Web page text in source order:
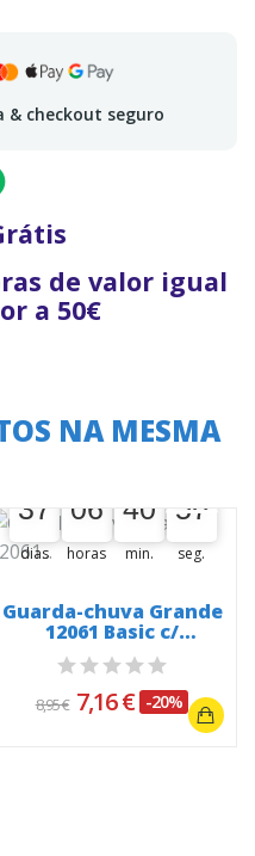
& checkout seguro
de valor igual
a 50€
NA MESMA
37
37
00
dias
06
06
00
horas
40
40
41
min.
56
56
57
seg.
Guarda-chuva Grande
12061 Basic c/
resguardo
8,95 € 7,16 € -20%